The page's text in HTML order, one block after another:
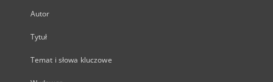
Autor
Tytuł
Temat i słowa kluczowe